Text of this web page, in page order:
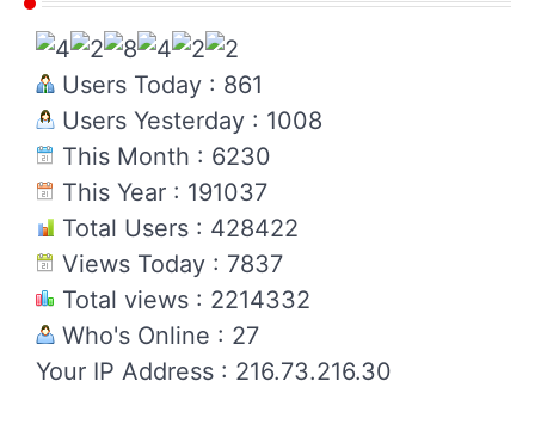
Users Today : 861
Users Yesterday : 1008
This Month : 6230
This Year : 191037
Total Users : 428422
Views Today : 7837
Total views : 2214332
Who's Online : 27
Your IP Address : 216.73.216.30